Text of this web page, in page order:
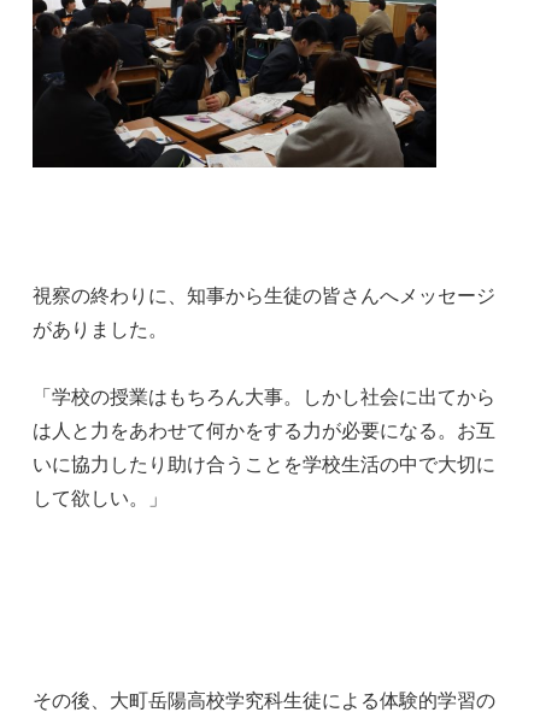
視察の終わりに、知事から生徒の皆さんへメッセージ
がありました。
「学校の授業はもちろん大事。しかし社会に出てから
は人と力をあわせて何かをする力が必要になる。お互
いに協力したり助け合うことを学校生活の中で大切に
して欲しい。」
その後、大町岳陽高校学究科生徒による体験的学習の